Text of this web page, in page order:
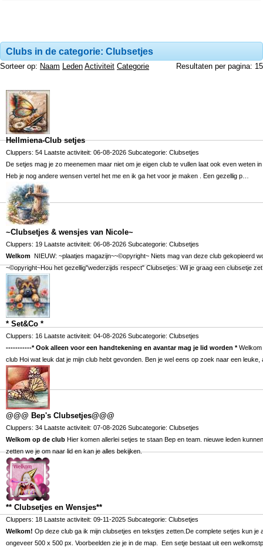
Clubs in de categorie: Clubsetjes
Sorteer op: Naam Leden Activiteit Categorie Resultaten per pagina: 15
Hellmiena-Club setjes
Cluppers: 54 Laatste activiteit: 06-08-2026 Subcategorie: Clubsetjes
De setjes mag je zo meenemen maar niet om je eigen club te vullen laat ook even weten
Heb je nog andere wensen vertel het me en ik ga het voor je maken . Een gezellig p…
~Clubsetjes & wensjes van Nicole~
Cluppers: 19 Laatste activiteit: 06-08-2026 Subcategorie: Clubsetjes
Welkom NIEUW: ~plaatjes magazijn~~©opyright~ Niets mag van deze club gekopieerd
~©opyright~Hou het gezellig"wederzijds respect" Clubsetjes: Wil je graag een clubsetje
* Set&Co *
Cluppers: 16 Laatste activiteit: 04-08-2026 Subcategorie: Clubsetjes
-----------* Ook alleen voor een handtekening en avantar mag je lid worden *Welkom
club Hoi wat leuk dat je mijn club hebt gevonden. Ben je wel eens op zoek naar een
ben je hier aa…
@@@ Bep's Clubsetjes@@@
Cluppers: 34 Laatste activiteit: 07-08-2026 Subcategorie: Clubsetjes
Welkom op de club Hier komen allerlei setjes te staan Bep en team. nieuwe leden
zetten we je om naar lid en kan je alles bekijken.
** Clubsetjes en Wensjes**
Cluppers: 18 Laatste activiteit: 09-11-2025 Subcategorie: Clubsetjes
Welkom! Op deze club ga ik mijn clubsetjes en tekstjes zetten.De complete setjes kun je
ongeveer 500 x 500 px. Voorbeelden zie je in de map. Een setje bestaat uit een